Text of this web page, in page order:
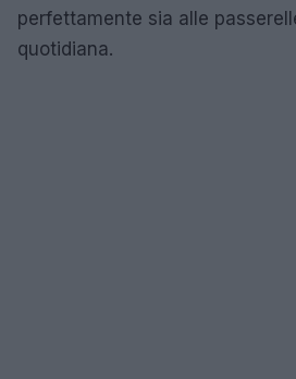
perfettamente sia alle
quotidiana.